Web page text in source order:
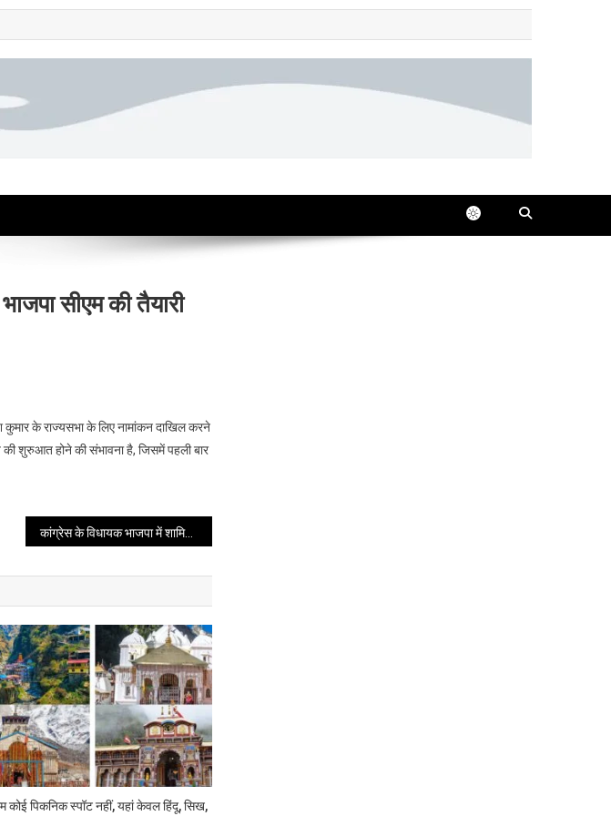
sports, tech, and world updates – all in one place, 24/7.
सीएम की तैयारी
कुमार के राज्यसभा के लिए नामांकन दाखिल करने
की शुरुआत होने की संभावना है, जिसमें पहली बार
कांग्रेस के विधायक भाजपा में शामिल
कोई पिकनिक स्पॉट नहीं, यहां केवल हिंदू, सिख,